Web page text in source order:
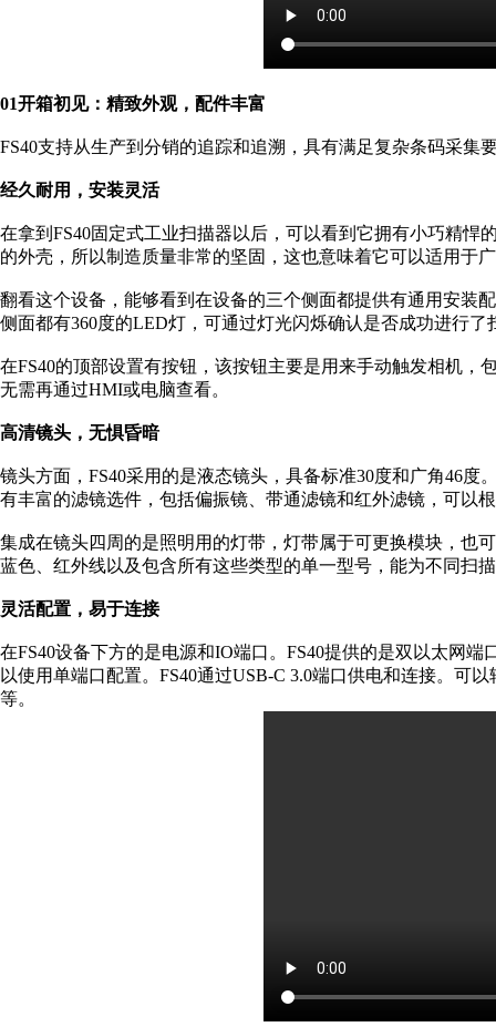
01开箱初见：精致外观，配件丰富
FS40支持从生产到分销的追踪和追溯，具有满足复杂条码采集
经久耐用，安装灵活
在拿到FS40固定式工业扫描器以后，可以看到它拥有小巧精悍
的外壳，所以制造质量非常的坚固，这也意味着它可以适用于
翻看这个设备，能够看到在设备的三个侧面都提供有通用安装
侧面都有360度的LED灯，可通过灯光闪烁确认是否成功进行了
在FS40的顶部设置有按钮，该按钮主要是用来手动触发相机
无需再通过HMI或电脑查看。
高清镜头，无惧昏暗
镜头方面，FS40采用的是液态镜头，具备标准30度和广角46
有丰富的滤镜选件，包括偏振镜、带通滤镜和红外滤镜，可以
集成在镜头四周的是照明用的灯带，灯带属于可更换模块，也
蓝色、红外线以及包含所有这些类型的单一型号，能为不同扫
灵活配置，易于连接
在FS40设备下方的是电源和IO端口。FS40提供的是双以太网
以使用单端口配置。FS40通过USB-C 3.0端口供电和连接。可
等。